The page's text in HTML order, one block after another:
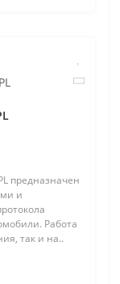
предназначен
и
Работа
так и на..